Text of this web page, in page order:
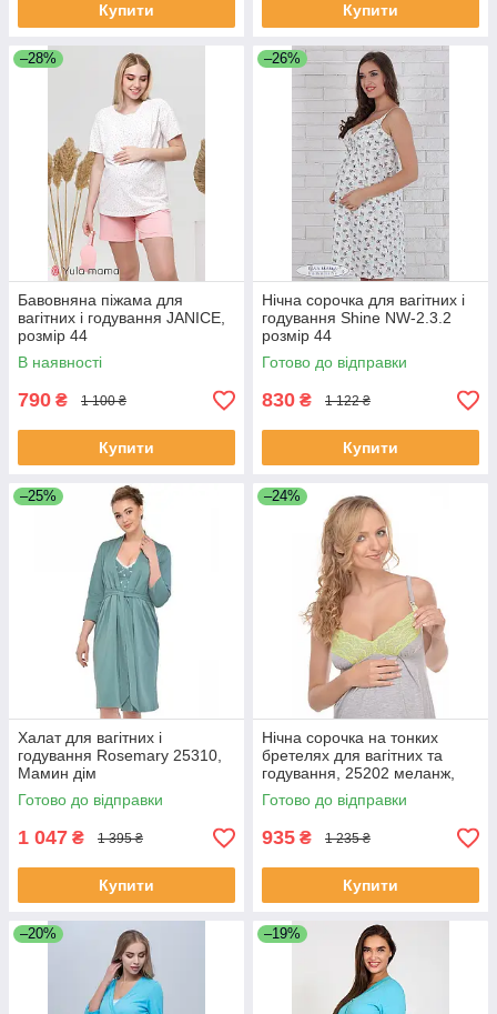
Купити Купити
–28%
Бавовняна піжама для
вагітних і годування JANICE,
розмір 44
В наявності
790 ₴ 1 100 ₴
Купити
–26%
Нічна сорочка для вагітних і
годування Shine NW-2.3.2
розмір 44
Готово до відправки
830 ₴ 1 122 ₴
Купити
–25%
Халат для вагітних і
годування Rosemary 25310,
Мамин дім
Готово до відправки
1 047 ₴ 1 395 ₴
Купити
–24%
Нічна сорочка на тонких
бретелях для вагітних та
годування, 25202 меланж,
Мамин дім
Готово до відправки
935 ₴ 1 235 ₴
Купити
–20% –19%